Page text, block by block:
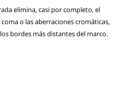
elimina, casi por completo, el
o las aberraciones cromáticas,
bordes más distantes del marco.